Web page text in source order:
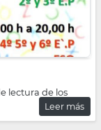
lectura de los
Leer más